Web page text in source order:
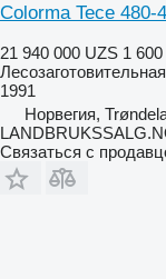
Colorma Tece 480-4
21 940 000 UZS 1 600
1991
Норвегия,
Связаться с